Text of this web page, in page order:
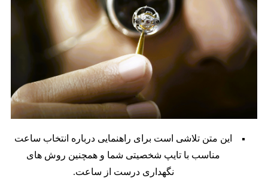
این متن تلاشی است برای راهنمایی درباره انتخاب ساعت
مناسب با تایپ شخصیتی شما و همچنین روش های
نگهداری درست از ساعت.